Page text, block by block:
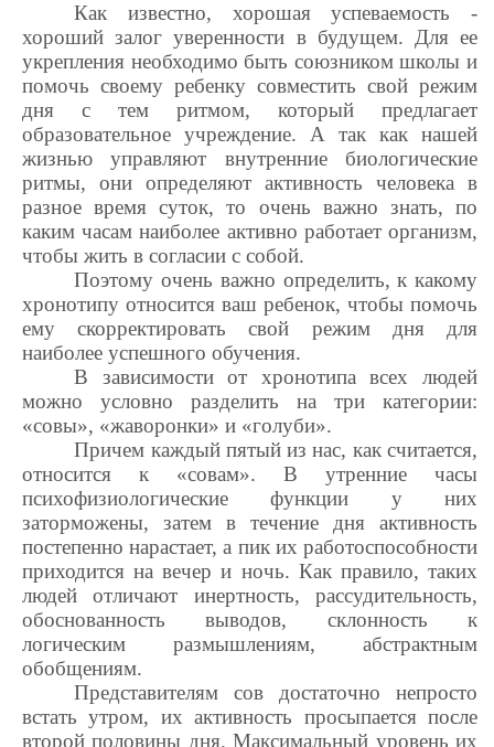
Как известно, хорошая успеваемость -
хороший залог уверенности в будущем. Для ее
укрепления необходимо быть союзником школы и
помочь своему ребенку совместить свой режим
дня с тем ритмом, который предлагает
образовательное учреждение. А так как нашей
жизнью управляют внутренние биологические
ритмы, они определяют активность человека в
разное время суток, то очень важно знать, по
каким часам наиболее активно работает организм,
чтобы жить в согласии с собой.
Поэтому очень важно определить, к какому
хронотипу относится ваш ребенок, чтобы помочь
ему скорректировать свой режим дня для
наиболее успешного обучения.
В зависимости от хронотипа всех людей
можно условно разделить на три категории:
«совы», «жаворонки» и «голуби».
Причем каждый пятый из нас, как считается,
относится к «совам». В утренние часы
психофизиологические функции у них
заторможены, затем в течение дня активность
постепенно нарастает, а пик их работоспособности
приходится на вечер и ночь. Как правило, таких
людей отличают инертность, рассудительность,
обоснованность выводов, склонность к
логическим размышлениям, абстрактным
обобщениям.
Представителям сов достаточно непросто
встать утром, их активность просыпается после
второй половины дня. Максимальный уровень их